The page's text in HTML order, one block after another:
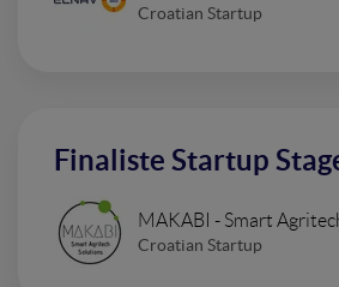
Croatian Startup
Finaliste Startup
MAKABI - Smart
Croatian Startup